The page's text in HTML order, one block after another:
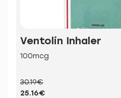
Ventolin Inhaler
100mcg
30.19€
25.16€